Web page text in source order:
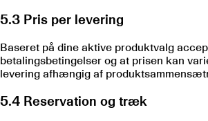
5.3 Pris per levering
Baseret på dine aktive produktvalg
betalingsbetingelser og at prisen kan
levering afhængig af
5.4 Reservation og træk